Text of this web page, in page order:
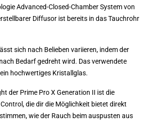
Advanced-Closed-Chamber System von
Diffusor ist bereits in das Tauchrohr
sich nach Belieben variieren, indem der
Bedarf gedreht wird. Das verwendete
hochwertiges Kristallglas.
der Prime Pro X Generation II ist die
die dir die Möglichkeit bietet direkt
wie der Rauch beim auspusten aus